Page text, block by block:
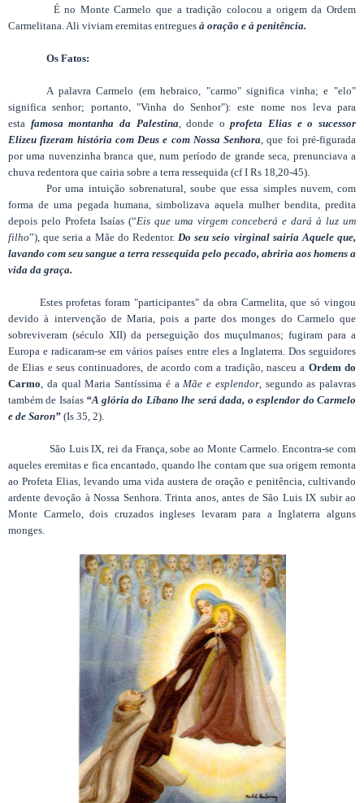
É no Monte Carmelo que a tradição colocou a origem da Ordem
Carmelitana. Ali viviam eremitas entregues à oração e à penitência.
Os Fatos:
A palavra Carmelo (em hebraico, "carmo" significa vinha; e "elo"
significa senhor; portanto, "Vinha do Senhor"): este nome nos leva para
esta famosa montanha da Palestina , donde oprofeta Elias e o sucessor
Elizeu fizeram história com Deus e com Nossa Senhora , que foi pré-figurada
por uma nuvenzinha branca que, num período de grande seca, prenunciava a
chuva redentora que cairia sobre a terra ressequida (cf I Rs 18,20-45).
Por uma intuição sobrenatural, soube que essa simples nuvem, com
forma de uma pegada humana, simbolizava aquela mulher bendita, predita
depois pelo Profeta Isaías (“Eis que uma virgem conceberá e dará à luz um
filho”), que seria a Mãe do Redentor. Do seu seio virginal sairia Aquele que,
lavando com seu sangue a terra ressequida pelo pecado, abriria aos homens a
vida da graça.
Estes profetas foram "participantes" da obra Carmelita, que só vingou
devido à intervenção de Maria, pois a parte dos monges do Carmelo que
sobreviveram (século XII) da perseguição dos muçulmanos; fugiram para a
Europa e radicaram-se em vários países entre eles a Inglaterra. Dos seguidores
de Elias e seus continuadores, de acordo com a tradição, nasceu a Ordem do
Carmo , da qual Maria Santíssima é a Mãe e esplendor, segundo as palavras
também de Isaías “A glória do Líbano lhe será dada, o esplendor do Carmelo
e de Saron” (Is 35, 2).
São Luis IX, rei da França, sobe ao Monte Carmelo. Encontra-se com
aqueles eremitas e fica encantado, quando lhe contam que sua origem remonta
ao Profeta Elias, levando uma vida austera de oração e penitência, cultivando
ardente devoção à Nossa Senhora. Trinta anos, antes de São Luis IX subir ao
Monte Carmelo, dois cruzados ingleses levaram para a Inglaterra alguns
monges.